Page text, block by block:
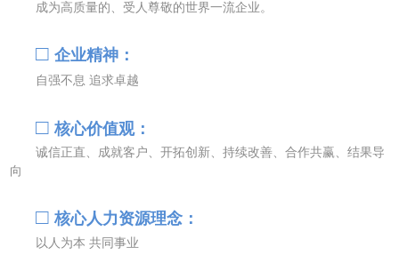
成为高质量的、受人尊敬的世界一流企业。
□企业精神：
自强不息 追求卓越
□核心价值观：
诚信正直、成就客户、开拓创新、持续改善、合作共赢、结果导
向
□核心人力资源理念：
以人为本 共同事业